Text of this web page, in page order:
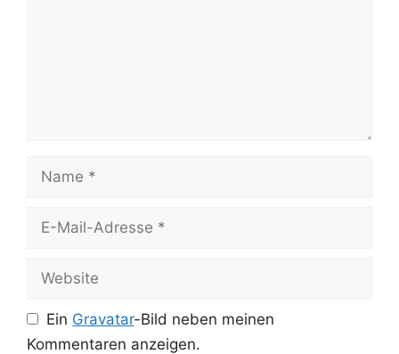
Mail-
Ein Gravatar-Bild neben meinen
Kommentaren anzeigen.